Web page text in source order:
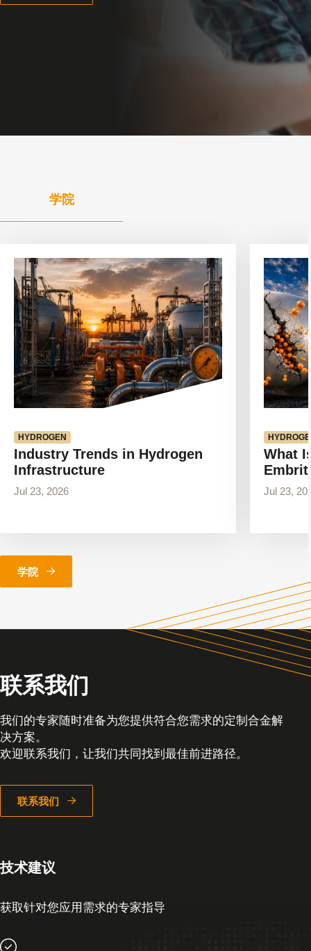
学院
HYDROGEN
Industry Trends in Hydrogen
Infrastructure
Jul 23, 2026
What
Jul 23,
学院
联系我们
我们的专家随时准备为您提供符合您需求的定制合金解
决方案。
欢迎联系我们，让我们共同找到最佳前进路径。
联系我们
技术建议
获取针对您应用需求的专家指导